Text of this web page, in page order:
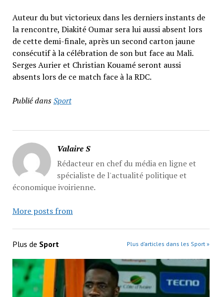
Auteur du but victorieux dans les derniers instants de
la rencontre, Diakité Oumar sera lui aussi absent lors
de cette demi-finale, après un second carton jaune
consécutif à la célébration de son but face au Mali.
Serges Aurier et Christian Kouamé seront aussi
absents lors de ce match face à la RDC.
Publié dansSport
Valaire S
Rédacteur en chef du média en ligne et
spécialiste de l'actualité politique et
économique ivoirienne.
More posts from
Plus de Sport Plus d’articles dans les Sport »